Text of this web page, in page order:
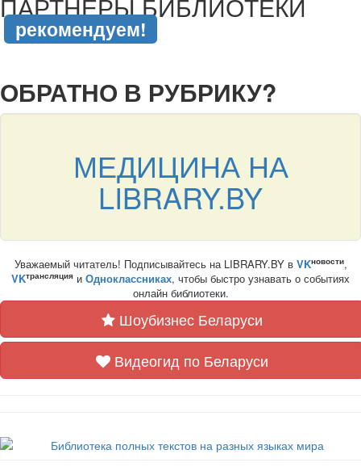
рекомендуем!
ОБРАТНО В РУБРИКУ?
МЕДИЦИНА НА
LIBRARY.BY
Уважаемый читатель! Подписывайтесь на LIBRARY.BY в VKновости,
VKтрансляция и Одноклассниках, чтобы быстро узнавать о событиях
онлайн библиотеки.
Шоубизнес Беларуси
Видеогид по Беларуси